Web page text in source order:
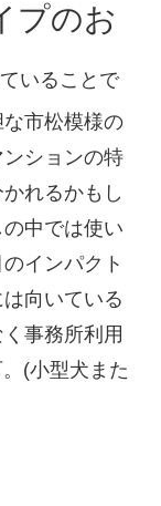
プのお
いることで
市松模様の
ションの特
れるかもし
中では使い
インパクト
向いている
事務所利用
(小型犬また